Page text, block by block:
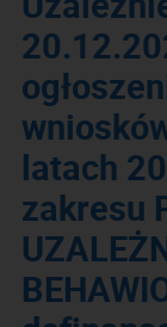
latach
zakresu